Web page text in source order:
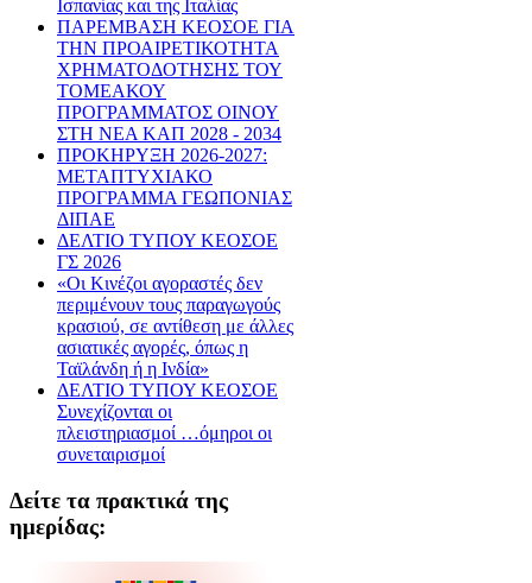
Ισπανίας και της Ιταλίας
ΠΑΡΕΜΒΑΣΗ ΚΕΟΣΟΕ ΓΙΑ
ΤΗΝ ΠΡΟΑΙΡΕΤΙΚΟΤΗΤΑ
ΧΡΗΜΑΤΟΔΟΤΗΣΗΣ ΤΟΥ
ΤΟΜΕΑΚΟΥ
ΠΡΟΓΡΑΜΜΑΤΟΣ ΟΙΝΟΥ
ΣΤΗ ΝΕΑ ΚΑΠ 2028 - 2034
ΠΡΟΚΗΡΥΞΗ 2026-2027:
ΜΕΤΑΠΤΥΧΙΑΚΟ
ΠΡΟΓΡΑΜΜΑ ΓΕΩΠΟΝΙΑΣ
ΔΙΠΑΕ
ΔΕΛΤΙΟ ΤΥΠΟΥ ΚΕΟΣΟΕ
ΓΣ 2026
«Οι Κινέζοι αγοραστές δεν
περιμένουν τους παραγωγούς
κρασιού, σε αντίθεση με άλλες
ασιατικές αγορές, όπως η
Ταϊλάνδη ή η Ινδία»
ΔΕΛΤΙΟ ΤΥΠΟΥ ΚΕΟΣΟΕ
Συνεχίζονται οι
πλειστηριασμοί …όμηροι οι
συνεταιρισμοί
Δείτε τα πρακτικά της
ημερίδας: